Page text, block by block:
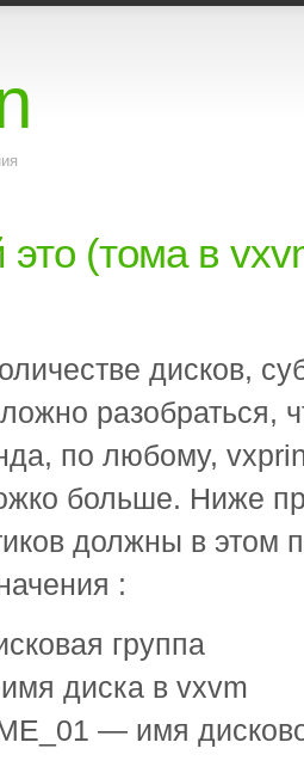
это (тома в
дисков,
разобраться,
по любому,
больше. Ниже
должны в этом
:
группа
диска в vxvm
— имя